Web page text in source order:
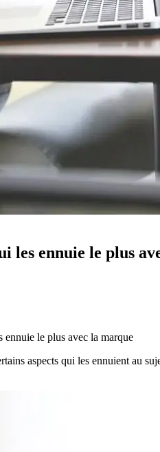
les ennuie le plus
ennuie le plus avec la marque
aspects qui les ennuient au